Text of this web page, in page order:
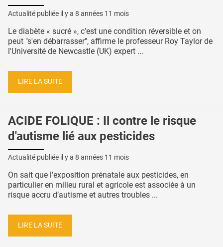
Actualité publiée il y a 8 années 11 mois
Le diabète « sucré », c’est une condition réversible et on
peut "s'en débarrasser", affirme le professeur Roy Taylor de
l'Université de Newcastle (UK) expert ...
LIRE LA SUITE
ACIDE FOLIQUE : Il contre le risque
d'autisme lié aux pesticides
Actualité publiée il y a 8 années 11 mois
On sait que l’exposition prénatale aux pesticides, en
particulier en milieu rural et agricole est associée à un
risque accru d’autisme et autres troubles ...
LIRE LA SUITE